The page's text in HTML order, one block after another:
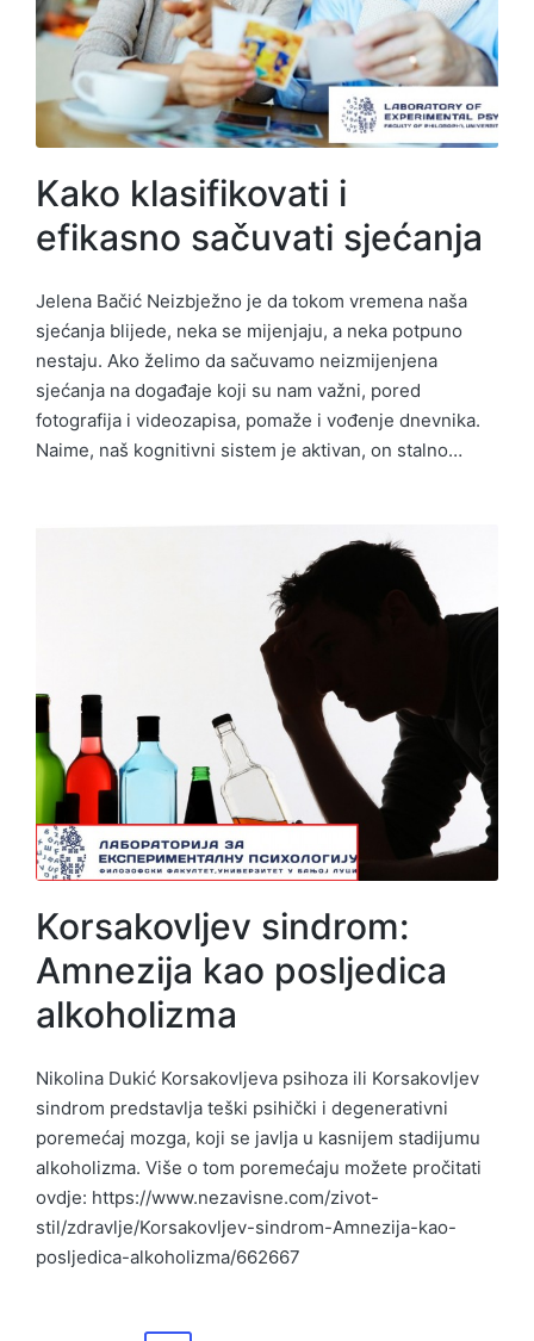
Kako klasifikovati i
efikasno sačuvati sjećanja
Jelena Bačić Neizbježno je da tokom vremena naša
sjećanja blijede, neka se mijenjaju, a neka potpuno
nestaju. Ako želimo da sačuvamo neizmijenjena
sjećanja na događaje koji su nam važni, pored
fotografija i videozapisa, pomaže i vođenje dnevnika.
Naime, naš kognitivni sistem je aktivan, on stalno…
Korsakovljev sindrom:
Amnezija kao posljedica
alkoholizma
Nikolina Dukić Korsakovljeva psihoza ili Korsakovljev
sindrom predstavlja teški psihički i degenerativni
poremećaj mozga, koji se javlja u kasnijem stadijumu
alkoholizma. Više o tom poremećaju možete pročitati
ovdje: https://www.nezavisne.com/zivot-
stil/zdravlje/Korsakovljev-sindrom-Amnezija-kao-
posljedica-alkoholizma/662667